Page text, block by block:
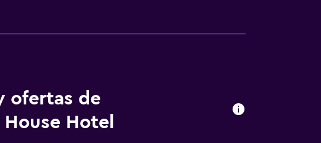
ofertas de
Hotel